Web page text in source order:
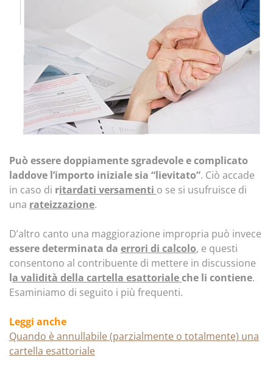
Può essere doppiamente sgradevole e complicato
laddove l’importo iniziale sia “lievitato”. Ciò accade
in caso di ritardati versamenti o se si usufruisce di
una rateizzazione.
D’altro canto una maggiorazione impropria può invece
essere determinata da errori di calcolo, e questi
consentono al contribuente di mettere in discussione
la validità della cartella esattorialeche li contiene.
Esaminiamo di seguito i più frequenti.
Leggi anche
Quando è annullabile (parzialmente o totalmente) una
cartella esattoriale